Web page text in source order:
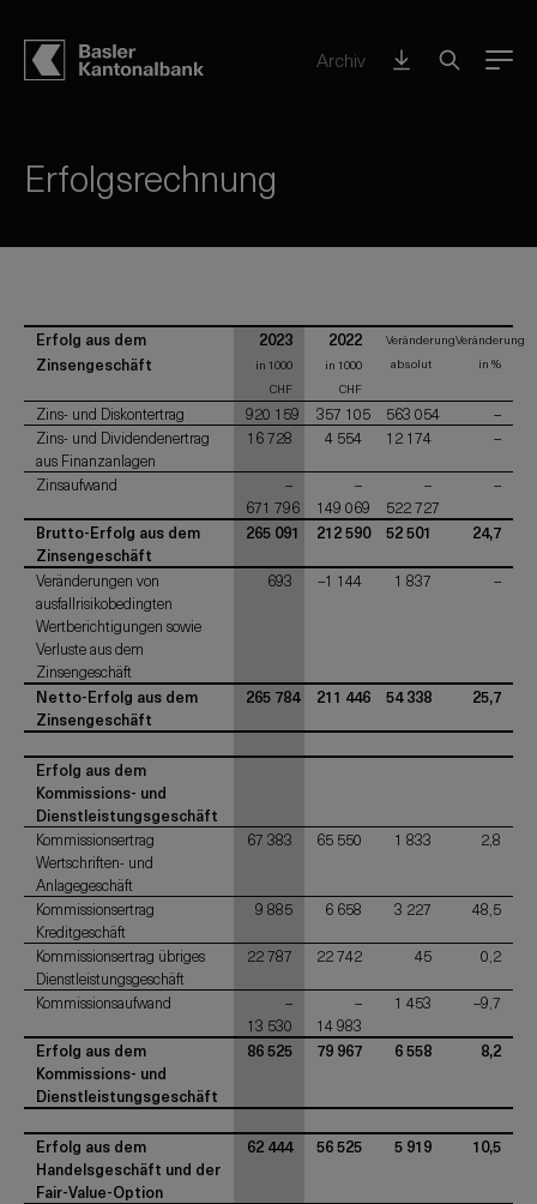
Archiv Menu
Erfolgsrechnung
Erfolg aus dem
Zinsengeschäft
2023
in 1000
CHF
2022
in 1000
CHF
Veränderung
absolut
Veränderung
in %
Zins- und Diskontertrag 920 159 357 105 563 054
–
Zins- und Dividendenertrag
aus Finanzanlagen
16 728 4 554 12 174 –
Zinsaufwand
–
671 796
–
149 069
–
522 727
–
Brutto-Erfolg aus dem
Zinsengeschäft
265 091 212 590 52 501 24,7
Veränderungen von
ausfallrisikobedingten
Wertberichtigungen sowie
Verluste aus dem
Zinsengeschäft
693 –1 144 1 837 –
Netto-Erfolg aus dem
Zinsengeschäft
265 784 211 446 54 338 25,7
Erfolg aus dem
Kommissions- und
Dienstleistungsgeschäft
Kommissionsertrag
Wertschriften- und
Anlagegeschäft
67 383 65 550 1 833 2,8
Kommissionsertrag
Kreditgeschäft
9 885 6 658 3 227 48,5
Kommissionsertrag übriges
Dienstleistungsgeschäft
22 787 22 742 45 0,2
Kommissionsaufwand
–
13 530
–
14 983
1 453 –9,7
Erfolg aus dem
Kommissions- und
Dienstleistungsgeschäft
86 525 79 967 6 558 8,2
Erfolg aus dem
Handelsgeschäft und der
Fair-Value-Option
62 444 56 525 5 919 10,5